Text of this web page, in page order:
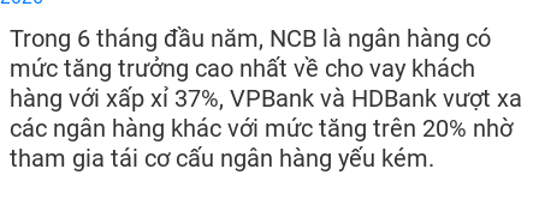
Trong 6 tháng đầu năm, NCB là ngân hàng có
mức tăng trưởng cao nhất về cho vay khách
hàng với xấp xỉ 37%, VPBank và HDBank vượt xa
các ngân hàng khác với mức tăng trên 20% nhờ
tham gia tái cơ cấu ngân hàng yếu kém.